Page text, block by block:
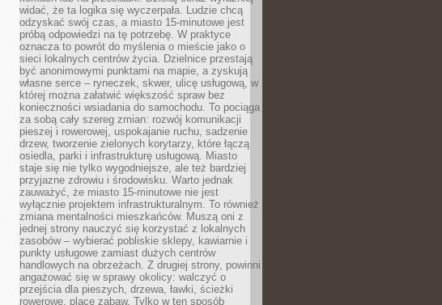
widać, że ta logika się wyczerpała. Ludzie chcą
odzyskać swój czas, a miasto 15-minutowe jest
próbą odpowiedzi na tę potrzebę. W praktyce
oznacza to powrót do myślenia o mieście jako o
sieci lokalnych centrów życia. Dzielnice przestają
być anonimowymi punktami na mapie, a zyskują
własne serce – ryneczek, skwer, ulicę usługową, w
której można załatwić większość spraw bez
konieczności wsiadania do samochodu. To pociąga
za sobą cały szereg zmian: rozwój komunikacji
pieszej i rowerowej, uspokajanie ruchu, sadzenie
drzew, tworzenie zielonych korytarzy, które łączą
osiedla, parki i infrastrukturę usługową. Miasto
staje się nie tylko wygodniejsze, ale też bardziej
przyjazne zdrowiu i środowisku. Warto jednak
zauważyć, że miasto 15-minutowe nie jest
wyłącznie projektem infrastrukturalnym. To również
zmiana mentalności mieszkańców. Muszą oni z
jednej strony nauczyć się korzystać z lokalnych
zasobów – wybierać pobliskie sklepy, kawiarnie i
punkty usługowe zamiast dużych centrów
handlowych na obrzeżach. Z drugiej strony, powinni
angażować się w sprawy okolicy: walczyć o
przejścia dla pieszych, drzewa, ławki, ścieżki
rowerowe, place zabaw. Tylko w ten sposób